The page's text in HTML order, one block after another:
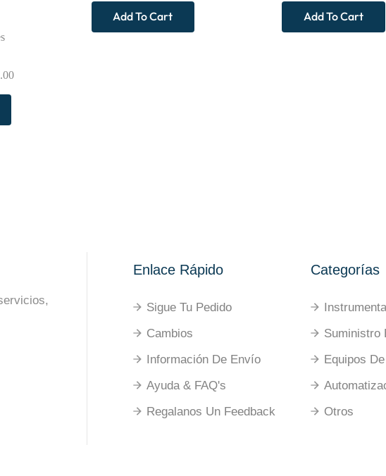
Add To Cart Add To Cart
Enlace Rápido
Sigue Tu Pedido
Cambios
Información De Envío
Ayuda & FAQ's
Regalanos Un Feedback
Categorías
Suministro
Equipos
Otros